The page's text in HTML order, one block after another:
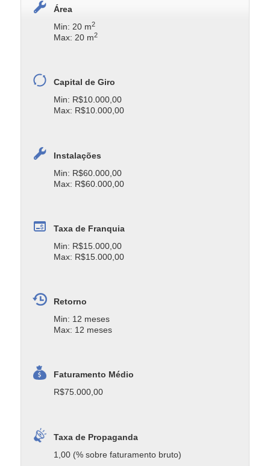
Área
Min: 20 m2
Max: 20 m2
Capital de Giro
Min: R$10.000,00
Max: R$10.000,00
Instalações
Min: R$60.000,00
Max: R$60.000,00
Taxa de Franquia
Min: R$15.000,00
Max: R$15.000,00
Retorno
Min: 12 meses
Max: 12 meses
Faturamento Médio
R$75.000,00
Taxa de Propaganda
1,00 (% sobre faturamento bruto)